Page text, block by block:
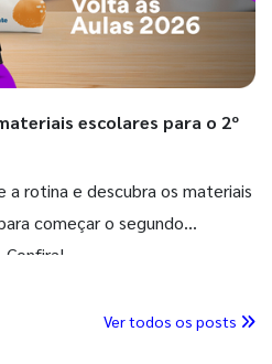
escolares para o 2º
a rotina e descubra os materiais
começar o segundo
Ver todos os posts